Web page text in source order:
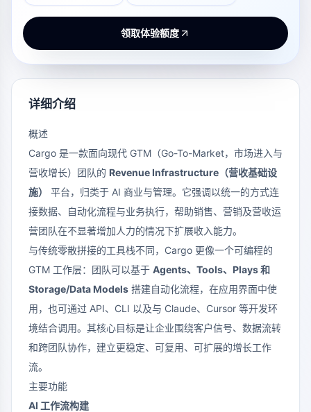
领取体验额度
详细介绍
概述
Cargo 是一款面向现代 GTM（Go-To-Market，市场进入与
营收增长）团队的 Revenue Infrastructure（营收基础设
施）
平台，归类于 AI 商业与管理。它强调以统一的方式连
接数据、自动化流程与业务执行，帮助销售、营销及营收运
营团队在不显著增加人力的情况下扩展收入能力。
与传统零散拼接的工具栈不同，Cargo 更像一个可编程的
GTM 工作层：团队可以基于 Agents、Tools、Plays 和
Storage/Data Models 搭建自动化流程，在应用界面中使
用，也可通过 API、CLI 以及与 Claude、Cursor 等开发环
境结合调用。其核心目标是让企业围绕客户信号、数据流转
和跨团队协作，建立更稳定、可复用、可扩展的增长工作
流。
主要功能
AI 工作流构建